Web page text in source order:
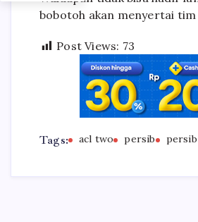
bobotoh akan menyertai
Post Views: 73
Tags: acl two persib